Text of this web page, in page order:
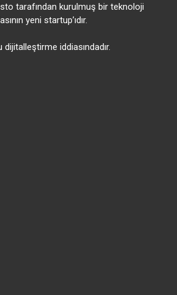
tarafından kurulmuş bir teknoloji
yeni startup’ıdır.
iddiasındadır.